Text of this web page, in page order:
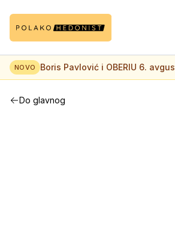
NOVO Boris Pavlović i OBERIU 6.
Do glavnog